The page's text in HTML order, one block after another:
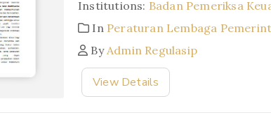
Institutions: Badan Pemeriksa
In Peraturan Lembaga
ByAdmin Regulasip
View Details